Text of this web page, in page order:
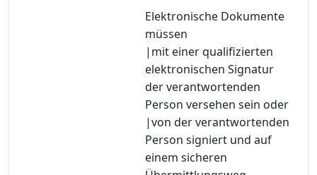
Elektronische Dokumente
müssen
|mit einer qualifizierten
elektronischen Signatur
der verantwortenden
Person versehen sein oder
|von der verantwortenden
Person signiert und auf
einem sicheren